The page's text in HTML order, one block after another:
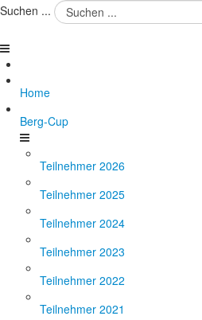
Suchen ...
Home
Berg-Cup
Teilnehmer 2026
Teilnehmer 2025
Teilnehmer 2024
Teilnehmer 2023
Teilnehmer 2022
Teilnehmer 2021